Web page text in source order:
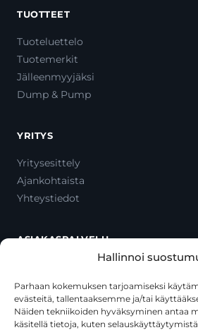
Hallinnoi
Parhaan kokemuksen tarjoamiseksi
evästeitä, tallentaaksemme ja/tai
Näiden tekniikoiden hyväksyminen antaa
käsitellä tietoja, kuten
TUOTTEET
Tuoteluettelo
Tuotemerkit
Jälleenmyyjäksi
Dump & Pump
YRITYS
Yritysesittely
Ajankohtaista
Yhteystiedot
ASIAKASPALVELU
Oma tili
Maksutavat
Toimitustavat